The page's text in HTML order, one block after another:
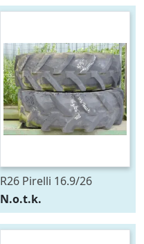
R26 Pirelli 16.9/26
N.o.t.k.